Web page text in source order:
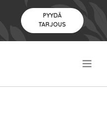
PYYDÄ
TARJOUS